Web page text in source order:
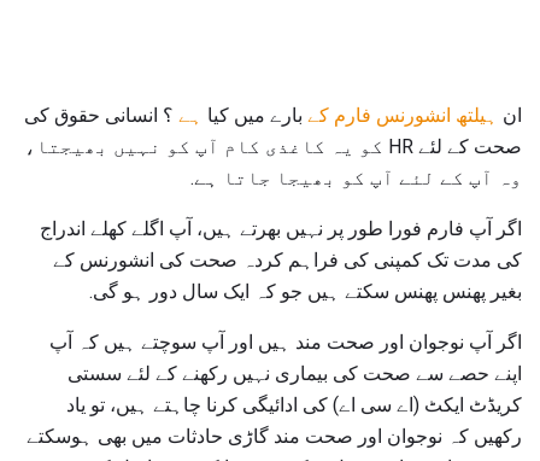
ان ہیلتھ انشورنس فارم کے بارے میں کیا ہے ؟ انسانی حقوق کی
صحت کے لئے HR کو یہ کاغذی کام آپ کو نہیں بھیجتا،
وہ آپ کے لئے آپ کو بھیجا جاتا ہے.
اگر آپ فارم فورا طور پر نہیں بھرتے ہیں، آپ اگلے کھلے اندراج
کی مدت تک کمپنی کی فراہم کردہ صحت کی انشورنس کے
بغیر پھنس پھنس سکتے ہیں جو کہ ایک سال دور ہو گی.
اگر آپ نوجوان اور صحت مند ہیں اور آپ سوچتے ہیں کہ آپ
اپنے حصے سے صحت کی بیماری نہیں رکھنے کے لئے سستی
کریڈٹ ایکٹ (اے سی اے) کی ادائیگی کرنا چاہتے ہیں، تو یاد
رکھیں کہ نوجوان اور صحت مند گاڑی حادثات میں بھی ہوسکتے